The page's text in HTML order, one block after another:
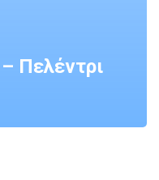
Πελέντρι